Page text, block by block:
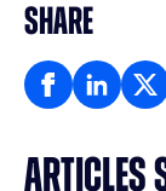
SHARE
ARTICLES